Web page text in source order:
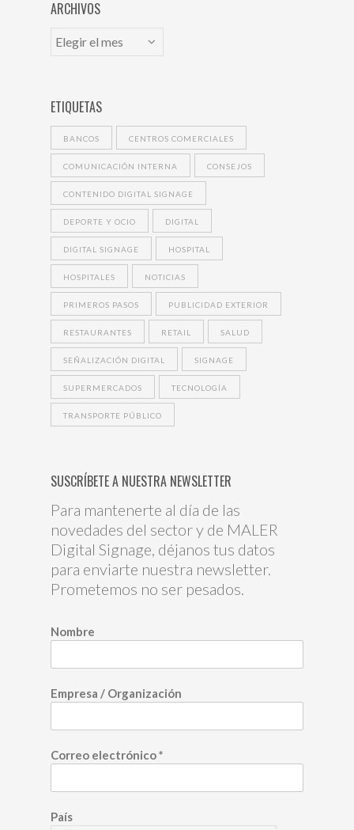
ARCHIVOS
ETIQUETAS
BANCOS CENTROS COMERCIALES
COMUNICACIÓN INTERNA CONSEJOS
CONTENIDO DIGITAL SIGNAGE
DEPORTE Y OCIO DIGITAL
DIGITAL SIGNAGE HOSPITAL
HOSPITALES NOTICIAS
PRIMEROS PASOS PUBLICIDAD EXTERIOR
RESTAURANTES RETAIL SALUD
SEÑALIZACIÓN DIGITAL SIGNAGE
SUPERMERCADOS TECNOLOGÍA
TRANSPORTE PÚBLICO
SUSCRÍBETE A NUESTRA NEWSLETTER
Para mantenerte al día de las
novedades del sector y de MALER
Digital Signage, déjanos tus datos
para enviarte nuestra newsletter.
Prometemos no ser pesados.
Nombre
Empresa / Organización
Correo electrónico*
País